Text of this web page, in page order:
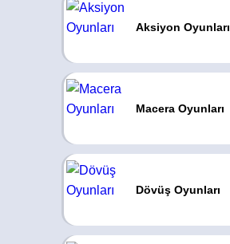
Aksiyon Oyunları
Macera Oyunları
Dövüş Oyunları